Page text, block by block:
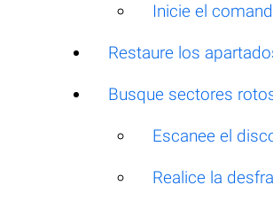
Inicie el
Restaure los
Busque sectores
Escanee el
Realice la